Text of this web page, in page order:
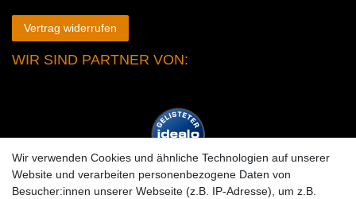
Vertrag widerrufen
WIR SIND PARTNER VON:
Wir verwenden Cookies und ähnliche Technologien auf unserer
Website und verarbeiten personenbezogene Daten von
Besucher:innen unserer Webseite (z.B. IP-Adresse), um z.B.